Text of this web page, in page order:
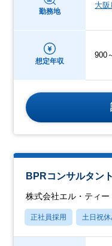
勤務地
大阪
想定年収
900
BPRコンサルタント
株式会社エル・ティー
正社員採用 土日祝